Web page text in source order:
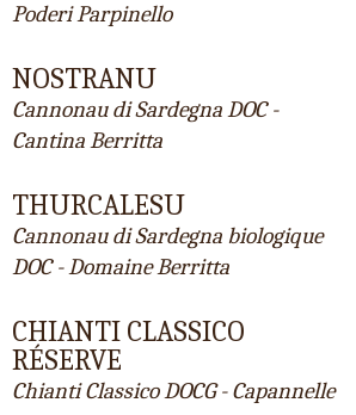
Poderi Parpinello
NOSTRANU
Cannonau di Sardegna DOC -
Cantina Berritta
THURCALESU
Cannonau di Sardegna biologique
DOC - Domaine Berritta
CHIANTI CLASSICO
RÉSERVE
Chianti Classico DOCG - Capannelle